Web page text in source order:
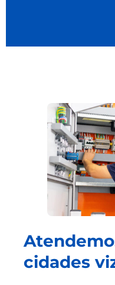
cidades